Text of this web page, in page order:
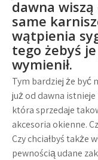
dawna
same
wątpienia
tego żebyś
wymienił.
Tym bardziej że być
już od dawna
która sprzedaje
akcesoria okienne.
Czy chciałbyś także
pewnością udane